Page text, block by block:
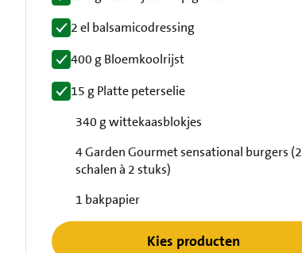
2 el balsamicodressing
400 g Bloemkoolrijst
15 g Platte peterselie
340 g wittekaasblokjes
4 Garden Gourmet sensational burgers (2
schalen à 2 stuks)
1 bakpapier
Kies producten